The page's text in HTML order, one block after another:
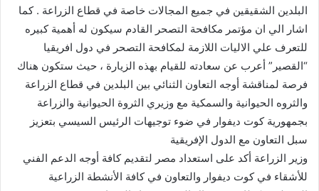
البلدين الشقيقين في جميع المجالات خاصة في قطاع الزراعة . كما
اشار الي ان مؤتمر مكافحة التصحر القادم سيكون له أهمية كبيره
للتعرف علي الاليات اللازمة لمكافحة التصحر في دول افريقيا
“القصير” أعرب عن سعادته للقيام بهذه الزيارة ، حيث ستكون هناك
فرصة لمناقشة أوجه التعاون الثنائي بين البلدين في قطاع الزراعة
والثروه الحيوانية والسمكية مع وزيري الثروة الحيوانية والزراعة
بجمهورية كوت ديفوار في ضوء توجيهات الرئيس السيسي بتعزيز
سبل التعاون مع الدول الإفريقية
وزير الزراعة أكد على استعداد مصر لتقديم كافة أوجه الدعم الفني
للأشقاء في كوت ديفوار والتعاون في كافة الأنشطة الزراعية